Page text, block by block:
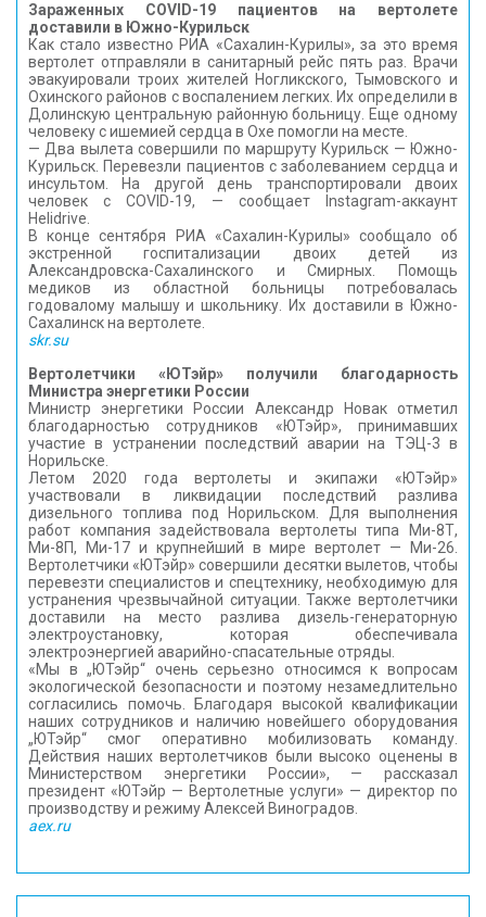
Зараженных COVID-19 пациентов на вертолете
доставили в Южно-Курильск
Как стало известно РИА «Сахалин-Курилы», за это время
вертолет отправляли в санитарный рейс пять раз. Врачи
эвакуировали троих жителей Ногликского, Тымовского и
Охинского районов с воспалением легких. Их определили в
Долинскую центральную районную больницу. Еще одному
человеку с ишемией сердца в Охе помогли на месте.
— Два вылета совершили по маршруту Курильск — Южно-
Курильск. Перевезли пациентов с заболеванием сердца и
инсультом. На другой день транспортировали двоих
человек с COVID-19, — сообщает Instagram-аккаунт
Helidrive.
В конце сентября РИА «Сахалин-Курилы» сообщало об
экстренной госпитализации двоих детей из
Александровска-Сахалинского и Смирных. Помощь
медиков из областной больницы потребовалась
годовалому малышу и школьнику. Их доставили в Южно-
Сахалинск на вертолете.
skr.su
Вертолетчики «ЮТэйр» получили благодарность
Министра энергетики России
Министр энергетики России Александр Новак отметил
благодарностью сотрудников «ЮТэйр», принимавших
участие в устранении последствий аварии на ТЭЦ-3 в
Норильске.
Летом 2020 года вертолеты и экипажи «ЮТэйр»
участвовали в ликвидации последствий разлива
дизельного топлива под Норильском. Для выполнения
работ компания задействовала вертолеты типа Ми-8Т,
Ми-8П, Ми-17 и крупнейший в мире вертолет — Ми-26.
Вертолетчики «ЮТэйр» совершили десятки вылетов, чтобы
перевезти специалистов и спецтехнику, необходимую для
устранения чрезвычайной ситуации. Также вертолетчики
доставили на место разлива дизель-генераторную
электроустановку, которая обеспечивала
электроэнергией аварийно-спасательные отряды.
«Мы в „ЮТэйр“ очень серьезно относимся к вопросам
экологической безопасности и поэтому незамедлительно
согласились помочь. Благодаря высокой квалификации
наших сотрудников и наличию новейшего оборудования
„ЮТэйр“ смог оперативно мобилизовать команду.
Действия наших вертолетчиков были высоко оценены в
Министерством энергетики России», — рассказал
президент «ЮТэйр — Вертолетные услуги» — директор по
производству и режиму Алексей Виноградов.
aex.ru